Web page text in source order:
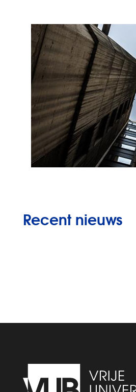
Recent nieuws